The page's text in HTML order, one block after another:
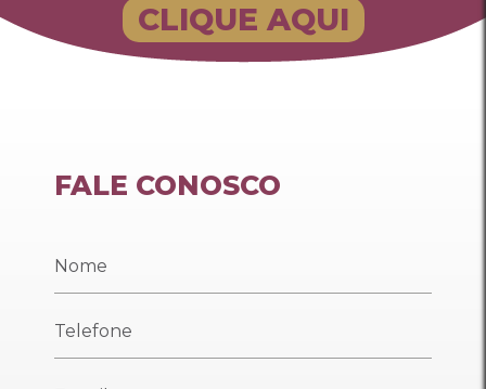
CLIQUE AQUI
FALE CONOSCO